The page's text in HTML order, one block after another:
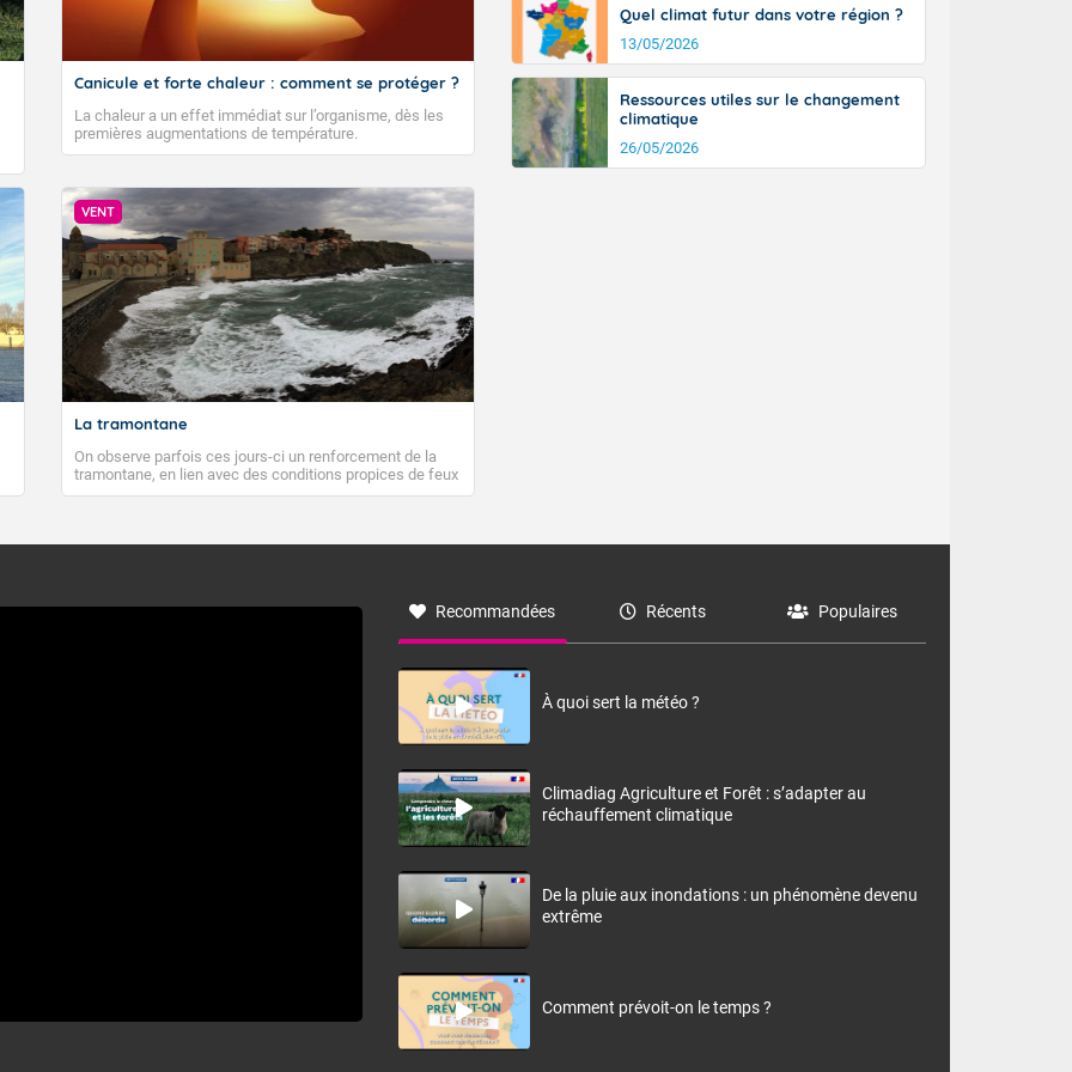
Canicule et forte chaleur : comment se protéger ?
La chaleur a un effet immédiat sur l’organisme, dès les
premières augmentations de température.
VENT
La tramontane
On observe parfois ces jours-ci un renforcement de la
tramontane, en lien avec des conditions propices de feux
de forêt. Mais qu'est-ce que la tramontane ? Quelles sont
à nord-ouest, dans un secteur qui part du Roussillon à la
monts, en allusion aux régions montagneuses d’où
Quel climat futur dans votre région ?
13/05/2026
Ressources utiles sur le changement
climatique
26/05/2026
Recommandées Récents Populaires
À quoi sert la météo ?
Climadiag Agriculture et Forêt : s’adapter au
réchauffement climatique
De la pluie aux inondations : un phénomène devenu
extrême
Comment prévoit-on le temps ?